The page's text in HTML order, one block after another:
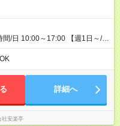
/日 10:00～17:00 【週1日～/1
ももちろん大歓迎！ 「子ど
タイムだけ」 など、家庭の予
詳細へ
社安楽亭